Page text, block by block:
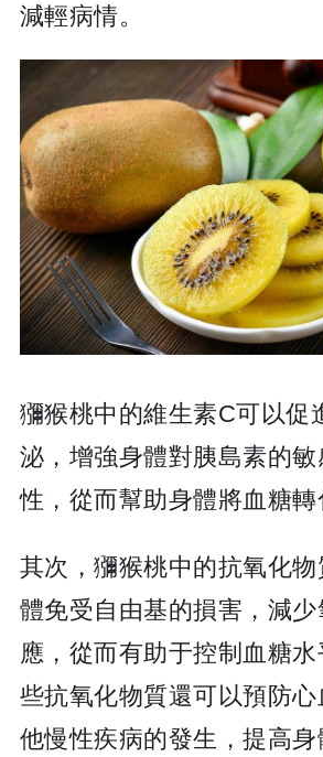
減輕病情。
獼猴桃中的維生素C可以促
泌，增強身體對胰島素的
性，從而幫助身體將血糖轉
其次，獼猴桃中的抗氧化
體免受自由基的損害，減少
應，從而有助于控制血糖
些抗氧化物質還可以預防
他慢性疾病的發生，提高身